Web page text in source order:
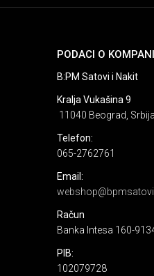
PODACI O
B:PM Satovi i Nakit
Kralja Vukašina 9
11040 Beograd, Srbija
Telefon:
065-2762761
Email:
Račun
Banka Intesa 160-
PIB:
102079728